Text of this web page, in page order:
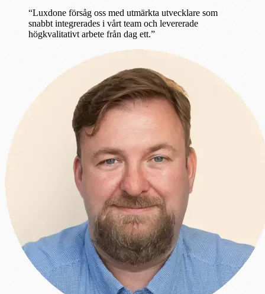
“Luxdone försåg oss med utmärkta utvecklare som
snabbt integrerades i vårt team och levererade
högkvalitativt arbete från dag ett.”